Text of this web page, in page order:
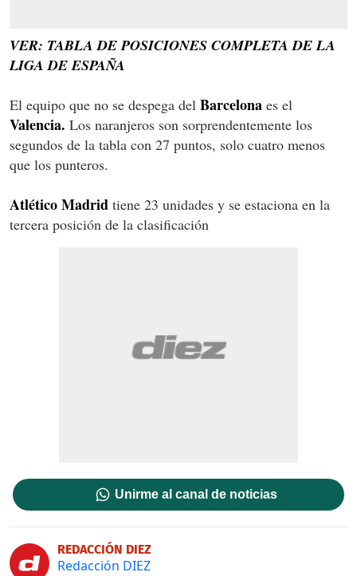
VER: TABLA DE POSICIONES COMPLETA DE LA
LIGA DE ESPAÑA
El equipo que no se despega del Barcelona es el
Valencia. Los naranjeros son sorprendentemente los
segundos de la tabla con 27 puntos, solo cuatro menos
que los punteros.
Atlético Madrid tiene 23 unidades y se estaciona en la
tercera posición de la clasificación
Unirme al canal de noticias
REDACCIÓN DIEZ
Redacción DIEZ